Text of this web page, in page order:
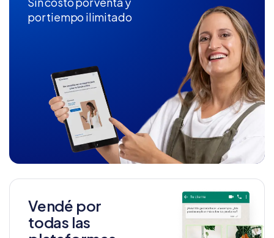
por tiempo ilimitado
Vendé por
todas las